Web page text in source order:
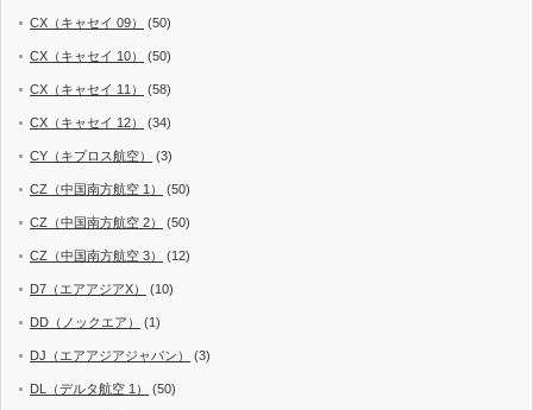
CX（キャセイ 09） (50)
CX（キャセイ 10） (50)
CX（キャセイ 11） (58)
CX（キャセイ 12） (34)
CY（キプロス航空） (3)
CZ（中国南方航空 1） (50)
CZ（中国南方航空 2） (50)
CZ（中国南方航空 3） (12)
D7（エアアジアX） (10)
DD（ノックエア） (1)
DJ（エアアジアジャパン） (3)
DL（デルタ航空 1） (50)